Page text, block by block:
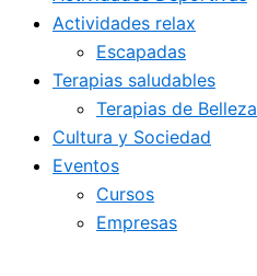
Actividades relax
Escapadas
Terapias saludables
Terapias de Belleza
Cultura y Sociedad
Eventos
Cursos
Empresas